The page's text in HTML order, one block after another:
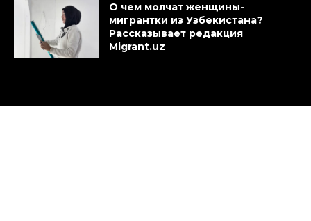
О чем молчат женщины-
мигрантки из Узбекистана?
Рассказывает редакция
Migrant.uz